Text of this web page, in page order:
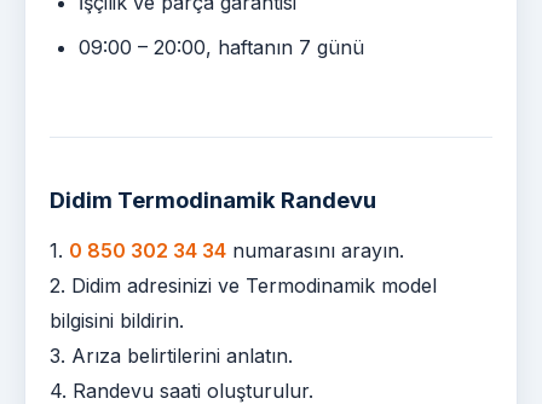
09:00 – 20:00, haftanın 7 günü
Didim Termodinamik Randevu
1. 0 850 302 34 34 numarasını arayın.
2. Didim adresinizi ve Termodinamik model
bilgisini bildirin.
3. Arıza belirtilerini anlatın.
4. Randevu saati oluşturulur.